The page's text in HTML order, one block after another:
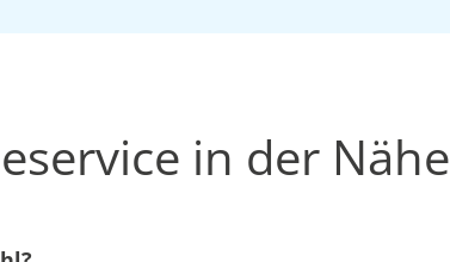
in der Nähe